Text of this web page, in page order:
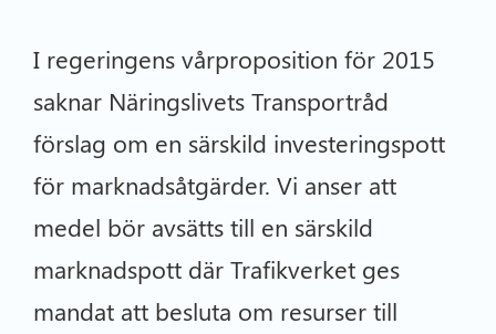
I regeringens vårproposition för 2015
saknar Näringslivets Transportråd
förslag om en särskild investeringspott
för marknadsåtgärder. Vi anser att
medel bör avsätts till en särskild
marknadspott där Trafikverket ges
mandat att besluta om resurser till